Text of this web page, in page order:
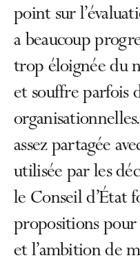
point sur
a beaucoup
trop éloignée du
et souffre parfois
assez partagée
utilisée par les
le Conseil d’État
propositions pour
et l’ambition de